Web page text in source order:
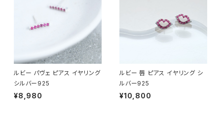
ルビー パヴェ ピアス イヤリング
シルバー925
¥8,980
ルビー 唇 ピアス イヤリング シ
ルバー925
¥10,800